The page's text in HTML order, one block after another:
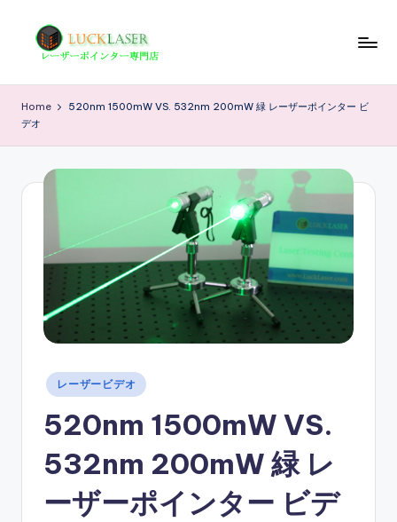
ー
ザ
ー
学
術
情
報
ザ
Home
520nm 1500mW VS. 532nm 200mW 緑 レーザーポインター ビ
デオ
Posted
in
レーザービデオ
520nm 1500mW VS.
532nm 200mW 緑 レ
ーザーポインター ビデ